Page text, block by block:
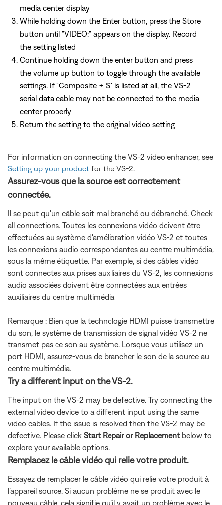
media center display
While holding down the Enter button, press the Store
button until "VIDEO:" appears on the display. Record
the setting listed
Continue holding down the enter button and press
the volume up button to toggle through the available
settings. If "Composite + S" is listed at all, the VS-2
serial data cable may not be connected to the media
center properly
Return the setting to the original video setting
For information on connecting the VS-2 video enhancer, see
Setting up your product for the VS-2.
Assurez-vous que la source est correctement
connectée.
Il se peut qu'un câble soit mal branché ou débranché. Check
all connections. Toutes les connexions vidéo doivent être
effectuées au système d'amélioration vidéo VS-2 et toutes
les connexions audio correspondantes au centre multimédia,
sous la même étiquette. Par exemple, si des câbles vidéo
sont connectés aux prises auxiliaires du VS-2, les connexions
audio associées doivent être connectées aux entrées
auxiliaires du centre multimédia
Remarque : Bien que la technologie HDMI puisse transmettre
du son, le système de transmission de signal vidéo VS-2 ne
transmet pas ce son au système. Lorsque vous utilisez un
port HDMI, assurez-vous de brancher le son de la source au
centre multimédia.
Try a different input on the VS-2.
The input on the VS-2 may be defective. Try connecting the
external video device to a different input using the same
video cables. If the issue is resolved then the VS-2 may be
defective. Please click Start Repair or Replacement below to
explore your available options.
Remplacez le câble vidéo qui relie votre produit.
Essayez de remplacer le câble vidéo qui relie votre produit à
l’appareil source. Si aucun problème ne se produit avec le
nouveau câble, cela signifie qu’il y avait un problème avec le